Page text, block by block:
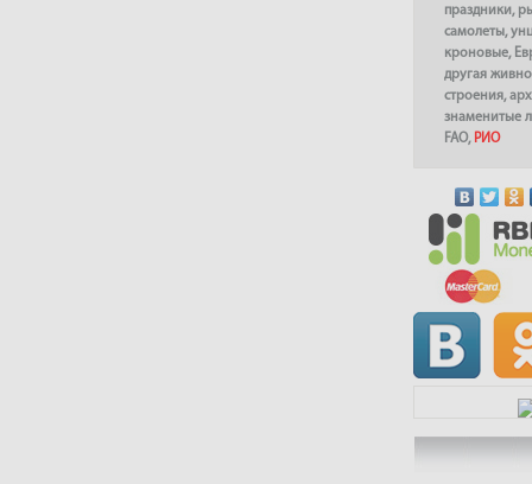
праздники,
самолеты,
кроновые,
другая
строения,
знаменитые
FAO, РИО